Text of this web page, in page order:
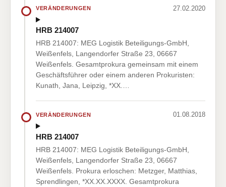
VERÄNDERUNGEN 27.02.2020
HRB 214007
HRB 214007: MEG Logistik Beteiligungs-GmbH,
Weißenfels, Langendorfer Straße 23, 06667
Weißenfels. Gesamtprokura gemeinsam mit einem
Geschäftsführer oder einem anderen Prokuristen:
Kunath, Jana, Leipzig, *XX.…
VERÄNDERUNGEN 01.08.2018
HRB 214007
HRB 214007: MEG Logistik Beteiligungs-GmbH,
Weißenfels, Langendorfer Straße 23, 06667
Weißenfels. Prokura erloschen: Metzger, Matthias,
Sprendlingen, *XX.XX.XXXX. Gesamtprokura